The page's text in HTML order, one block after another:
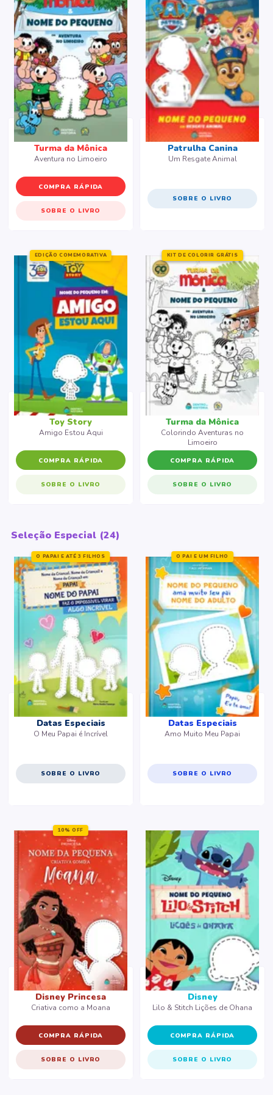
Monstros S.A. - Uma Visita a Monstros S.A.
Turma da Mônica
Aventura no Limoeiro
COMPRA RÁPIDA
SOBRE O LIVRO
Patrulha Canina
Um Resgate Animal
SOBRE O LIVRO
EDIÇÃO COMEMORATIVA
Toy Story
Amigo Estou Aqui
COMPRA RÁPIDA
SOBRE O LIVRO
KIT DE COLORIR GRÁTIS
KIT DE COLORIR GRÁTIS
Turma da Mônica
Colorindo Aventuras no
Limoeiro
COMPRA RÁPIDA
SOBRE O LIVRO
Seleção Especial (24)
O PAPAI E ATÉ 3 FILHOS
Datas Especiais
O Meu Papai é Incrível
SOBRE O LIVRO
O PAI E UM FILHO
Datas Especiais
Amo Muito Meu Papai
SOBRE O LIVRO
10% OFF
Disney Princesa
Criativa como a Moana
COMPRA RÁPIDA
SOBRE O LIVRO
Disney
Lilo & Stitch Lições de Ohana
COMPRA RÁPIDA
SOBRE O LIVRO